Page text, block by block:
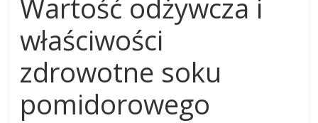
Wartość odżywcza i
właściwości
zdrowotne soku
pomidorowego